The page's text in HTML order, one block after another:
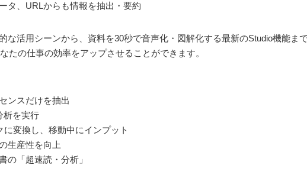
タ、URLからも情報を抽出・要約
活用シーンから、資料を30秒で音声化・図解化する最新のStudio機能まで
たの仕事の効率をアップさせることができます。
ンスだけを抽出
析を実行
変換し、移動中にインプット
生産性を向上
の「超速読・分析」